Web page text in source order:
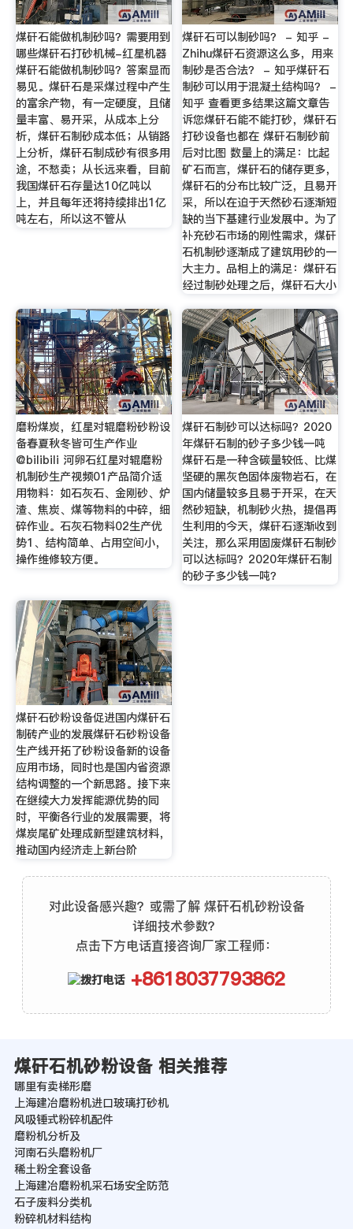
煤矸石能做机制砂吗？需要用到
哪些煤矸石打砂机械-红星机器
煤矸石能做机制砂吗？答案显而
易见。煤矸石是采煤过程中产生
的富余产物，有一定硬度，且储
量丰富、易开采，从成本上分
析，煤矸石制砂成本低；从销路
上分析，煤矸石制成砂有很多用
途，不愁卖；从长远来看，目前
我国煤矸石存量达10亿吨以
上，并且每年还将持续排出1亿
吨左右，所以这不管从
煤矸石可以制砂吗？ - 知乎 -
Zhihu煤矸石资源这么多，用来
制砂是否合法？ - 知乎煤矸石
制砂可以用于混凝土结构吗？ -
知乎 查看更多结果这篇文章告
诉您煤矸石能不能打砂，煤矸石
打砂设备也都在 煤矸石制砂前
后对比图 数量上的满足：比起
矿石而言，煤矸石的储存更多，
煤矸石的分布比较广泛，且易开
采，所以在迫于天然砂石逐渐短
缺的当下基建行业发展中。为了
补充砂石市场的刚性需求，煤矸
石机制砂逐渐成了建筑用砂的一
大主力。品相上的满足：煤矸石
经过制砂处理之后，煤矸石大小
磨粉煤炭，红星对辊磨粉砂粉设
备春夏秋冬皆可生产作业
@bilibili 河卵石红星对辊磨粉
机制砂生产视频01产品简介适
用物料：如石灰石、金刚砂、炉
渣、焦炭、煤等物料的中碎，细
碎作业。石灰石物料02生产优
势1、结构简单、占用空间小，
操作维修较方便。
煤矸石制砂可以达标吗？2020
年煤矸石制的砂子多少钱一吨
煤矸石是一种含碳量较低、比煤
坚硬的黑灰色固体废物岩石，在
国内储量较多且易于开采，在天
然砂短缺，机制砂火热，提倡再
生利用的今天，煤矸石逐渐收到
关注，那么采用固废煤矸石制砂
可以达标吗？2020年煤矸石制
的砂子多少钱一吨？
煤矸石砂粉设备促进国内煤矸石
制砖产业的发展煤矸石砂粉设备
生产线开拓了砂粉设备新的设备
应用市场，同时也是国内省资源
结构调整的一个新思路。接下来
在继续大力发挥能源优势的同
时，平衡各行业的发展需要，将
煤炭尾矿处理成新型建筑材料，
推动国内经济走上新台阶
对此设备感兴趣？或需了解 煤矸石机砂粉设备
详细技术参数？
点击下方电话直接咨询厂家工程师：
+8618037793862
煤矸石机砂粉设备 相关推荐
哪里有卖梯形磨
上海建冶磨粉机进口玻璃打砂机
风吸锤式粉碎机配件
磨粉机分析及
河南石头磨粉机厂
稀土粉全套设备
上海建冶磨粉机采石场安全防范
石子废料分类机
粉碎机材料结构